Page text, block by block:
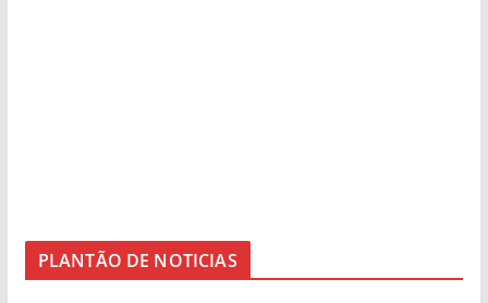
PLANTÃO DE NOTICIAS